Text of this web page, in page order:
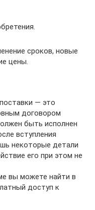
сроков, новые
цены.
— это
договором
быть исполнен
вступления
некоторые детали
его при этом не
вы можете найти в
доступ к